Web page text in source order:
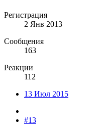
Регистрация
2 Янв 2013
Сообщения
163
Реакции
112
13 Июл 2015
#13